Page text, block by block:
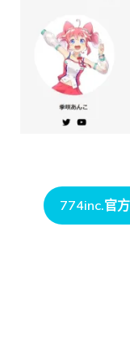
774inc.官